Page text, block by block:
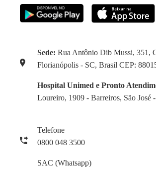
Sede: Rua Antônio Dib Mussi, 351,
Florianópolis - SC, Brasil CEP:
Hospital Unimed e Pronto
Loureiro, 1909 - Barreiros, São José
Telefone
0800 048 3500
SAC (Whatsapp)